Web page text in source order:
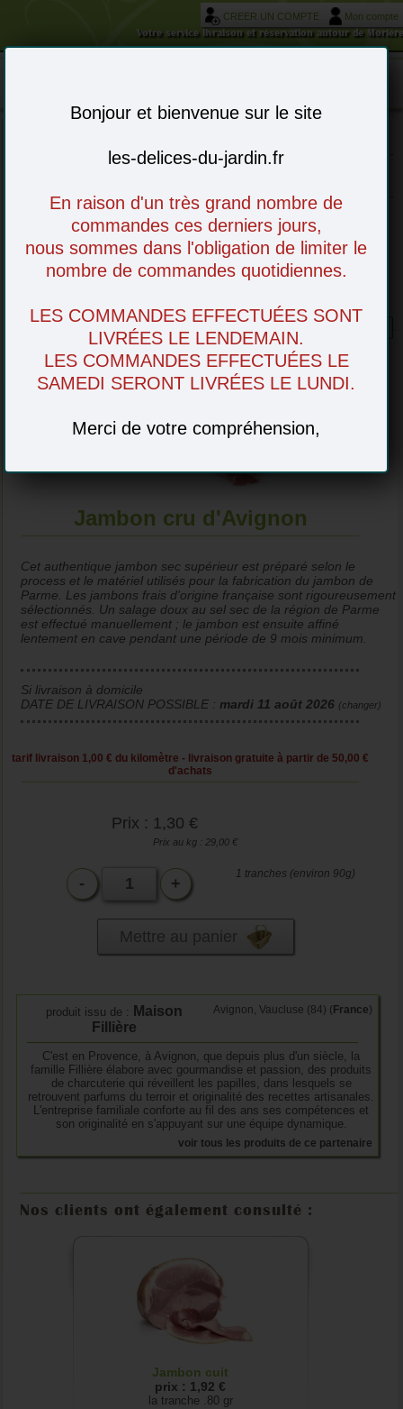
Bonjour et bienvenue sur le site
les-delices-du-jardin.fr
En raison d'un très grand nombre de
commandes ces derniers jours,
nous sommes dans l'obligation de limiter le
nombre de commandes quotidiennes.
LES COMMANDES EFFECTUÉES SONT
LIVRÉES LE LENDEMAIN.
LES COMMANDES EFFECTUÉES LE
SAMEDI SERONT LIVRÉES LE LUNDI.
Merci de votre compréhension,
CREER UN COMPTE
Mon compte
Votre service livraison et réservation autour de
Choisissez vos articles en ligne - à venir
Jambon cru d'Avignon
Jambon cru d'Avignon
Cet authentique jambon sec supérieur est préparé selon le
process et le matériel utilisés pour la fabrication du jambon de
Parme. Les jambons frais d'origine française sont rigoureusement
sélectionnés. Un salage doux au sel sec de la région de Parme
est effectué manuellement ; le jambon est ensuite affiné
lentement en cave pendant une période de 9 mois minimum.
Si livraison à domicile
DATE DE LIVRAISON POSSIBLE : mardi 11 août 2026 (changer)
tarif livraison 1,00 € du kilomètre - livraison gratuite à partir de 50,00 €
d'achats
Prix : 1,30 €
Prix au kg : 29,00 €
- +
1 tranches (environ 90g)
Mettre au panier
produit issu de : Maison
Fillière
Avignon, Vaucluse (84) ( France)
C'est en Provence, à Avignon, que depuis plus d'un siècle, la
famille Fillière élabore avec gourmandise et passion, des produits
de charcuterie qui réveillent les papilles, dans lesquels se
retrouvent parfums du terroir et originalité des recettes artisanales.
L'entreprise familiale conforte au fil des ans ses compétences et
son originalité en s'appuyant sur une équipe dynamique.
voir tous les produits de ce partenaire
Nos clients ont également consulté :
Jambon cuit
prix : 1,92 €
la tranche .80 gr